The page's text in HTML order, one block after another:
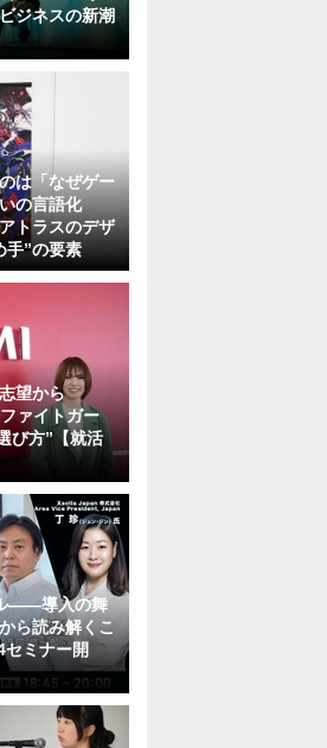
ジネスの新潮
は「なぜゲー
の言語化
トラスのデザ
手”の要素
望から
ァイトガー
び方”【就活
――導入の舞
ら読み解くこ
ミナー開